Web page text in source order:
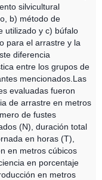
silvicultural
b) método de
utilizado y c) búfalo
para el arrastre y la
diferencia
entre los grupos de
mencionados.Las
evaluadas fueron
de arrastre en metros
de fustes
(N), duración total
en horas (T),
en metros cúbicos
en porcentaje
en metros